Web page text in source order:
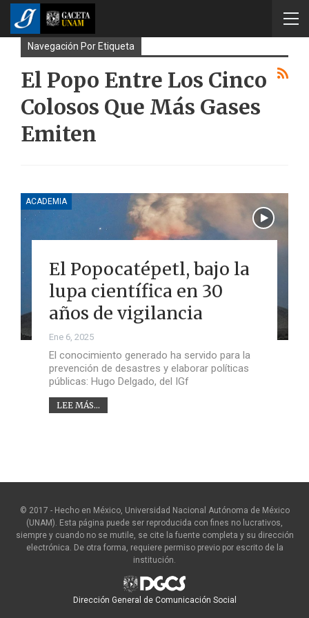
Navegación Por Etiqueta
El Popo Entre Los Cinco
Colosos Que Más Gases
Emiten
ACADEMIA
El Popocatépetl, bajo la
lupa científica en 30
años de vigilancia
Ene 6, 2025
El conocimiento generado ha servido para la
prevención de desastres y elaborar políticas
públicas: Hugo Delgado, del IGf
LEE MÁS...
© 2017 - Hecho en México, Universidad Nacional Autónoma de México
(UNAM). Esta página puede ser reproducida con fines no lucrativos,
siempre y cuando no se mutile, se cite la fuente completa y su dirección
electrónica. De otra forma, requiere permiso previo por escrito de la
institución.
Dirección General de Comunicación Social